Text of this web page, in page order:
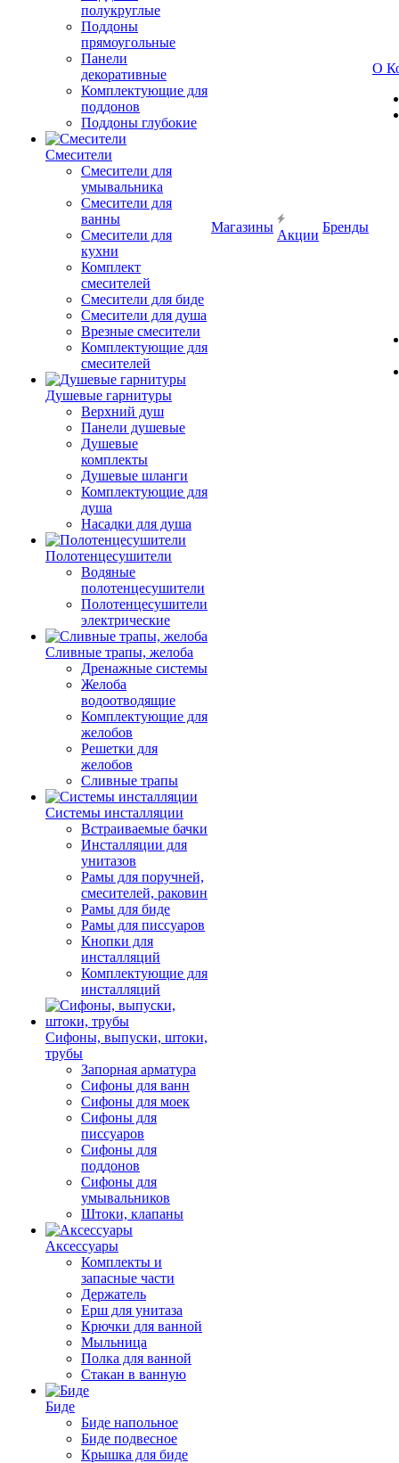
полукруглые
Поддоны
прямоугольные
Панели
декоративные
Комплектующие для
поддонов
Поддоны глубокие
Смесители
Смесители для
умывальника
Смесители для
ванны
Смесители для
кухни
Комплект
смесителей
Смесители для биде
Смесители для душа
Врезные смесители
Комплектующие для
смесителей
Душевые гарнитуры
Верхний душ
Панели душевые
Душевые
комплекты
Душевые шланги
Комплектующие для
душа
Насадки для душа
Полотенцесушители
Водяные
полотенцесушители
Полотенцесушители
электрические
Сливные трапы, желоба
Дренажные системы
Желоба
водоотводящие
Комплектующие для
желобов
Решетки для
желобов
Сливные трапы
Системы инсталляции
Встраиваемые бачки
Инсталляции для
унитазов
Рамы для поручней,
смесителей, раковин
Рамы для биде
Рамы для писсуаров
Кнопки для
инсталляций
Комплектующие для
инсталляций
Сифоны, выпуски, штоки,
трубы
Запорная арматура
Сифоны для ванн
Сифоны для моек
Сифоны для
писсуаров
Сифоны для
поддонов
Сифоны для
умывальников
Штоки, клапаны
Аксессуары
Комплекты и
запасные части
Держатель
Ерш для унитаза
Крючки для ванной
Мыльница
Полка для ванной
Стакан в ванную
Биде
Биде напольное
Биде подвесное
Крышка для биде
Магазины
Акции
Бренды
О